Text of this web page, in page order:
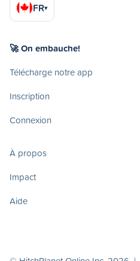
FR▾
🚀 On embauche!
Télécharge notre app
Inscription
Connexion
À propos
Impact
Aide